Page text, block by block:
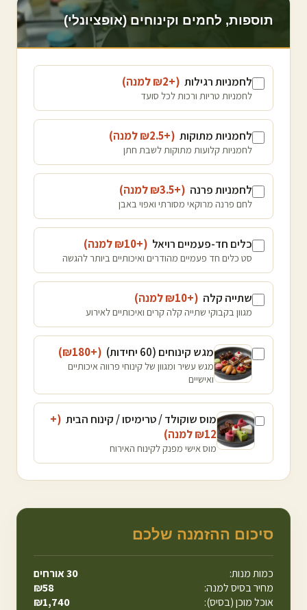
תוספות, לחמים וקינוחים (אופציונלי)
לחמניות רגילות (+₪
2 למנה)
לחמניות טריות ורכות לכל סועד
לחמניות מתוקות (+₪
2.5 למנה)
לחמניות קלועות מתוקות לשבת חתן
לחמניות פרנה (+₪
3.5 למנה)
לחם פרנה מרוקאי מסורתי ואפוי באבן
כלים חד-פעמיים רויאל (+₪
10 למנה)
סט כלים חד פעמיים מהודרים ואיכותיים ביותר להגשה
שתייה קלה (+₪
10 למנה)
מגוון בקבוקי שתייה קלה קרים ואיכותיים לאירוע
מגש קינוחים (60 יחידות) (+₪
180
)
מגש עשיר ומגוון של קינוחי פרווה איכותיים
ואישיים
מוס שוקולד / טרימיסו / קינוח הבית (+
₪12 למנה)
מוס אישי מפנק לקינוח האירוח
סיכום ההזמנה שלכם
כמות מנות: 30אורחים
מחיר בסיס למנה:
₪58
אוכל מוכן (בסיס):
₪1,740